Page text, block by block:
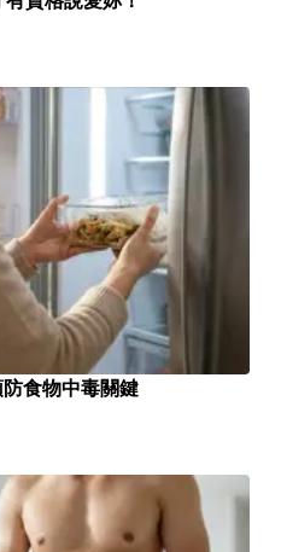
食物中毒關鍵